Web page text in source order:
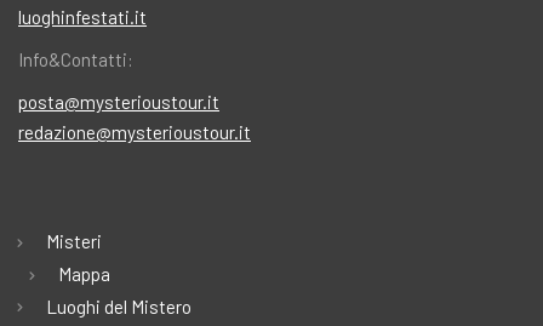
luoghinfestati.it
Info&Contatti:
posta@mysterioustour.it
redazione@mysterioustour.it
Misteri
Mappa
Luoghi del Mistero